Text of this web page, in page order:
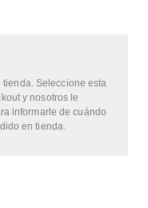
Seleccione esta
y nosotros le
informarle de cuándo
en tienda.